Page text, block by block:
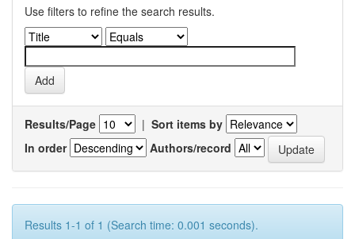
Use filters to refine the search results.
Results/Page | Sort items by
In order
Authors/record
Results 1-1 of 1 (Search time: 0.001 seconds).